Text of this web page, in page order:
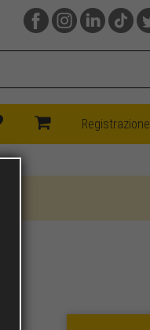
(current)Registrazione